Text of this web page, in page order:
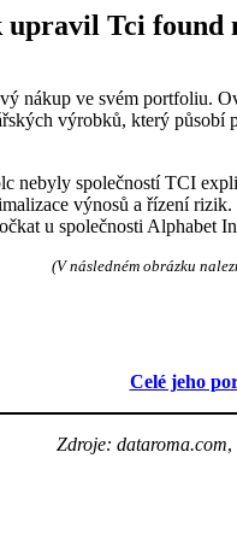
upravil Tci found
nákup ve svém portfoliu.
výrobků, který
nebyly společností TCI
výnosů a řízení
u společnosti Alphabet
(V následném obrázku
Celé jeho
Zdroje: dataroma.com,